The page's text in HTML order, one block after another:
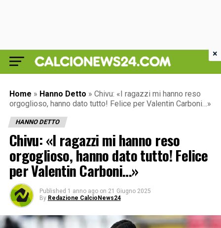
Home » Hanno Detto » Chivu: «I ragazzi mi hanno reso
orgoglioso, hanno dato tutto! Felice per Valentin Carboni…»
HANNO DETTO
Chivu: «I ragazzi mi hanno reso
orgoglioso, hanno dato tutto! Felice
per Valentin Carboni…»
Published 1 anno ago on 21 Giugno 2025
By Redazione CalcioNews24
×